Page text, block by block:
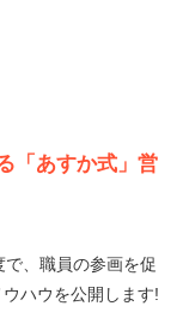
「あすか式」営
、職員の参画を促
ハウを公開します!